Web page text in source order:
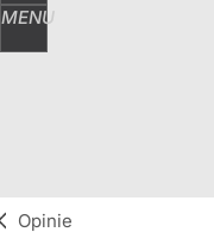
MENU
Opinie